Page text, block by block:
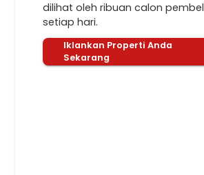
dilihat oleh ribuan calon
setiap hari.
Iklankan Properti Anda
Sekarang